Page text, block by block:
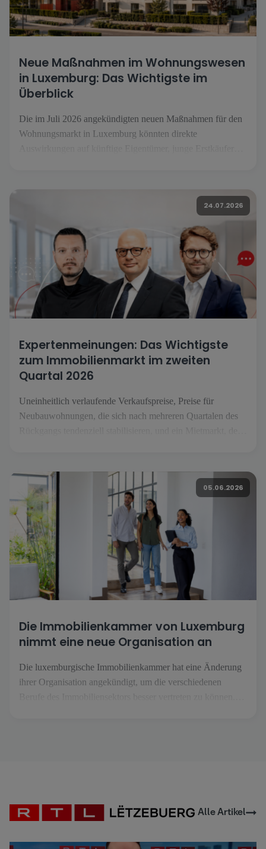
Neue Maßnahmen im Wohnungswesen
in Luxemburg: Das Wichtigste im
Überblick
Die im Juli 2026 angekündigten neuen Maßnahmen für den
Wohnungsmarkt in Luxemburg könnten direkte
24.07.2026
Expertenmeinungen: Das Wichtigste
zum Immobilienmarkt im zweiten
Quartal 2026
Uneinheitlich verlaufende Verkaufspreise, Preise für
Neubauwohnungen, die sich nach mehreren Quartalen des
Entwicklungen zu beleuchten, haben wir die Standpunkte
von […] eingeholt.
05.06.2026
Die Immobilienkammer von Luxemburg
nimmt eine neue Organisation an
Die luxemburgische Immobilienkammer hat eine Änderung
ihrer Organisation angekündigt, um die verschiedenen
Alle Artikel